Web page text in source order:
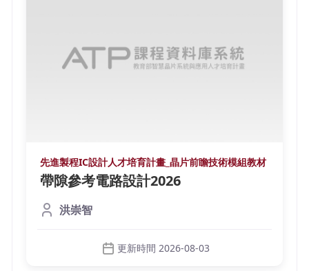
先進製程IC設計人才培育計畫_晶片前瞻技術模組教材
帶隙參考電路設計2026
洪崇智
更新時間 2026-08-03